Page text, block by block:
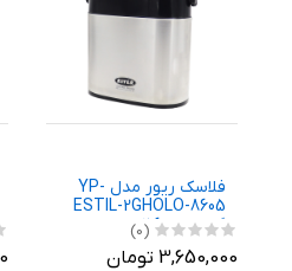
فلاسک ریور مدل YP-
ESTIL-2GHOLO-8605
گنجایش 2.6 لیتر
(0)
3,650,000 تومان